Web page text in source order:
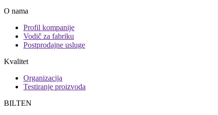
O nama
Profil kompanije
Vodič za fabriku
Postprodajne usluge
Kvalitet
Organizacija
Testiranje proizvoda
BILTEN